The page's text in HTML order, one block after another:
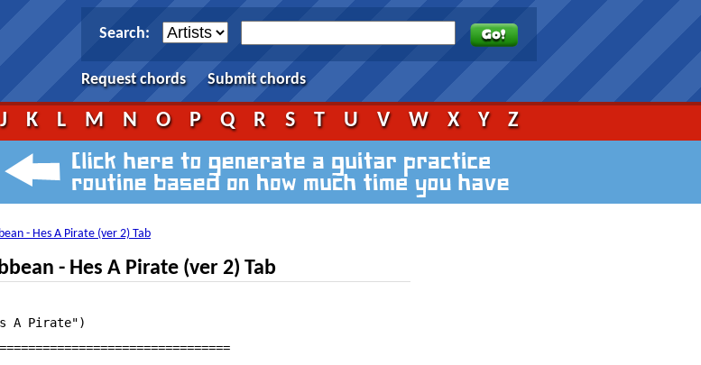
Search:
Request chords Submit chords
J K L M N O P Q R S T U V W X Y Z
- Hes A Pirate (ver 2) Tab
- Hes A Pirate (ver 2) Tab
A Pirate")